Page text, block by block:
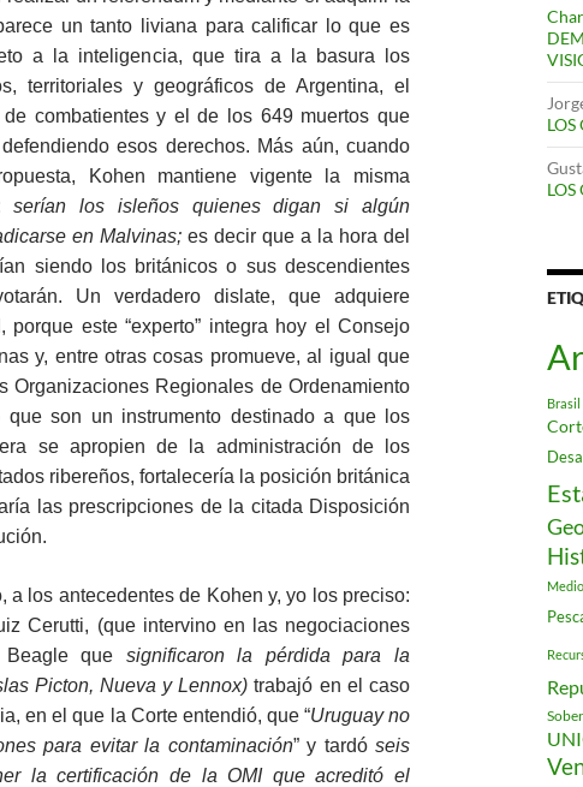
un tanto liviana para calificar lo que es
a la inteligencia, que tira a la basura los
territoriales y geográficos de Argentina, el
combatientes y el de los 649 muertos que
esos derechos. Más aún, cuando
Kohen mantiene vigente la misma
serían los isleños quienes digan si algún
en Malvinas; es decir que a la hora del
siendo los británicos o sus descendientes
Un verdadero dislate, que adquiere
porque este “experto” integra hoy el Consejo
y, entre otras cosas promueve, al igual que
Organizaciones Regionales de Ordenamiento
que son un instrumento destinado a que los
se apropien de la administración de los
ribereños, fortalecería la posición británica
las prescripciones de la citada Disposición
a los antecedentes de Kohen y, yo los preciso:
Cerutti, (que intervino en las negociaciones
que significaron la pérdida para la
Picton, Nueva y Lennox)trabajó en el caso
en el que la Corte entendió, que “Uruguay no
para evitar la contaminación” y tardóseis
la certificación de la OMI que acreditó el
LOS
LOS
Brasil